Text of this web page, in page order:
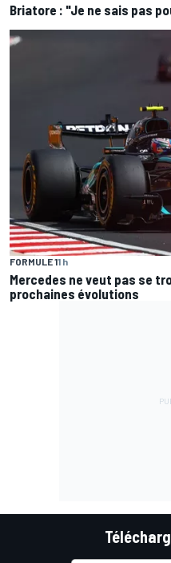
Briatore : "Je ne sais pas
FORMULE 11 h
Mercedes ne veut pas se
prochaines évolutions